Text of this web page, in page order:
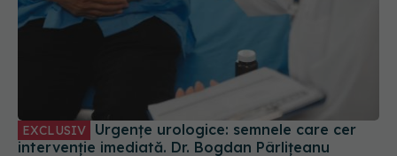
intervenție imediată. Dr. Bogdan Pârlițeanu
explică
28 iul 2025, 13:00